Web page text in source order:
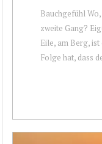
Bauchgefühl
zweite Gang?
Eile, am Berg,
Folge hat, dass